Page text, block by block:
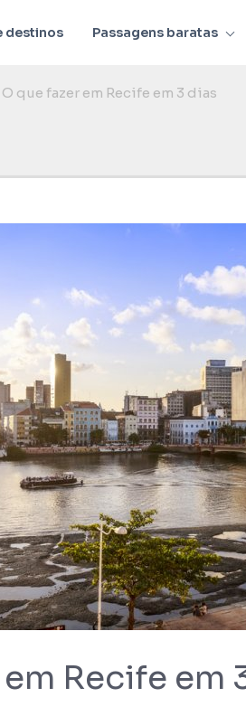
destinos Passagens baratas
O que fazer em Recife em 3 dias
Recife em